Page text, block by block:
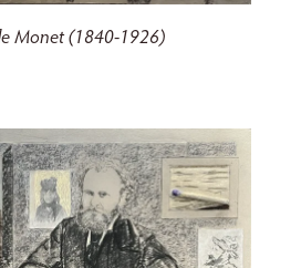
Monet (1840-1926)